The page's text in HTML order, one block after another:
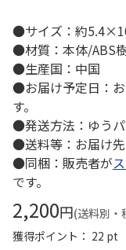
●サイズ：約
●材質：本体/ABS
●生産国：中国
●お届け予定日：
す。
●発送方法：ゆう
●送料等：お届け
●同梱：販売者が
です。
2,200円(送料別・
獲得ポイント： 22 pt